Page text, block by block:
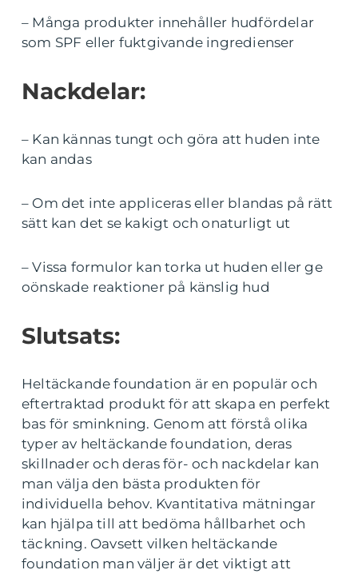
– Många produkter innehåller hudfördelar
som SPF eller fuktgivande ingredienser
Nackdelar:
– Kan kännas tungt och göra att huden inte
kan andas
– Om det inte appliceras eller blandas på rätt
sätt kan det se kakigt och onaturligt ut
– Vissa formulor kan torka ut huden eller ge
oönskade reaktioner på känslig hud
Slutsats:
Heltäckande foundation är en populär och
eftertraktad produkt för att skapa en perfekt
bas för sminkning. Genom att förstå olika
typer av heltäckande foundation, deras
skillnader och deras för- och nackdelar kan
man välja den bästa produkten för
individuella behov. Kvantitativa mätningar
kan hjälpa till att bedöma hållbarhet och
täckning. Oavsett vilken heltäckande
foundation man väljer är det viktigt att